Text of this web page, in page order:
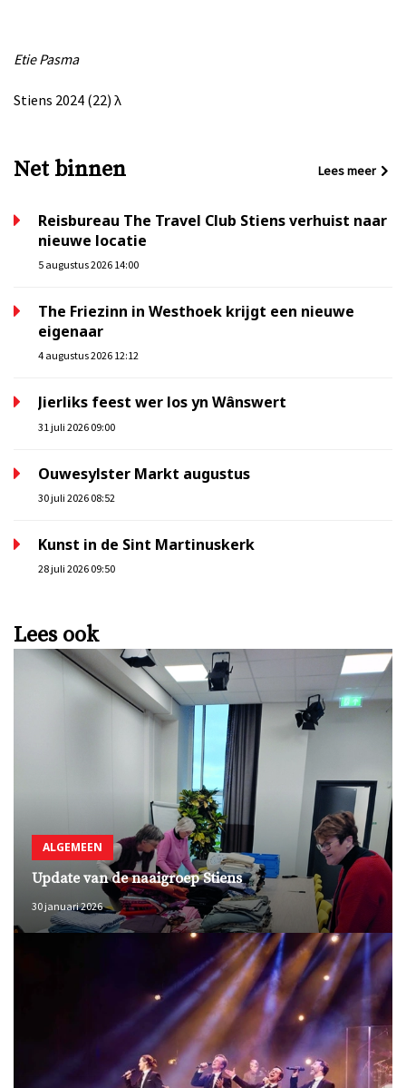
Etie Pasma
Stiens 2024 (22) λ
Net binnen Lees meer
Reisbureau The Travel Club Stiens verhuist naar
nieuwe locatie
5 augustus 2026 14:00
The Friezinn in Westhoek krijgt een nieuwe
eigenaar
4 augustus 2026 12:12
Jierliks feest wer los yn Wânswert
31 juli 2026 09:00
Ouwesylster Markt augustus
30 juli 2026 08:52
Kunst in de Sint Martinuskerk
28 juli 2026 09:50
Lees ook
ALGEMEEN
Update van de naaigroep Stiens
30 januari 2026